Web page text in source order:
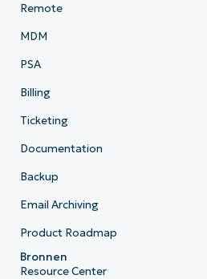
Remote
MDM
PSA
Billing
Ticketing
Documentation
Backup
Email Archiving
Product Roadmap
Bronnen
Resource Center